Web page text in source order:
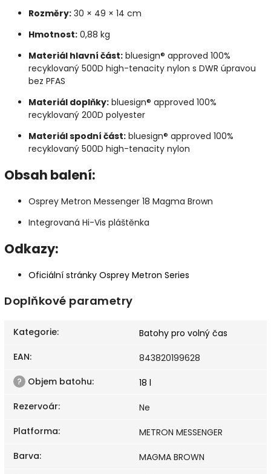
Rozměry: 30 × 49 × 14 cm
Hmotnost: 0,88 kg
Materiál hlavní část: bluesign® approved 100%
recyklovaný 500D high-tenacity nylon s DWR úpravou
bez PFAS
Materiál doplňky: bluesign® approved 100%
recyklovaný 200D polyester
Materiál spodní část: bluesign® approved 100%
recyklovaný 500D high-tenacity nylon
Obsah balení:
Osprey Metron Messenger 18 Magma Brown
Integrovaná Hi-Vis pláštěnka
Odkazy:
Oficiální stránky Osprey Metron Series
Doplňkové parametry
Kategorie:
Batohy pro volný čas
EAN:
843820199628
? Objem batohu:
18 l
Rezervoár:
Ne
Platforma:
METRON MESSENGER
Barva:
MAGMA BROWN